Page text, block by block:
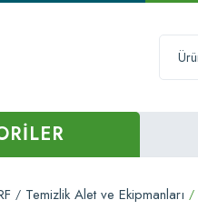
Temizlik Alet ve Ekipmanları